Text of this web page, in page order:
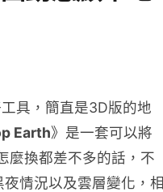
具，簡直是3D版的地
Earth》是一套可以將
麼換都差不多的話，不
情況以及雲層變化，相